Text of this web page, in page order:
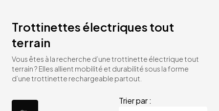
Trottinettes électriques tout
terrain
Vous êtes à la recherche d’une trottinette électrique tout
terrain ? Elles allient mobilité et durabilité sous la forme
d’une trottinette rechargeable partout.
Trier par :